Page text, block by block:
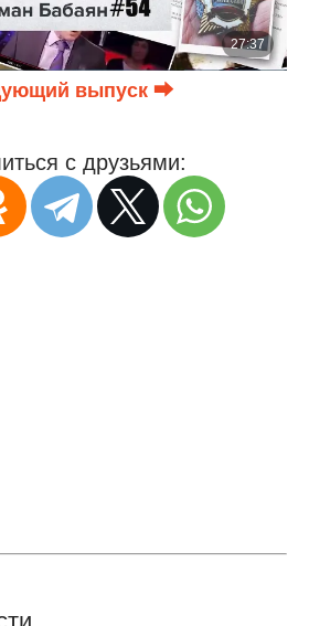
выпуск ⮕
с друзьями: